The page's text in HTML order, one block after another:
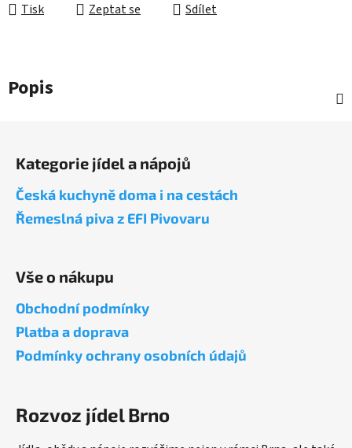
Tisk Zeptat se Sdílet
Popis
Kategorie jídel a nápojů
Česká kuchyně doma i na cestách
Řemeslná piva z EFI Pivovaru
Vše o nákupu
Obchodní podmínky
Platba a doprava
Podmínky ochrany osobních údajů
Rozvoz jídel Brno